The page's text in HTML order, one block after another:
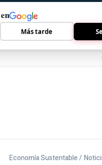
Economía Sustentable /
Más tarde